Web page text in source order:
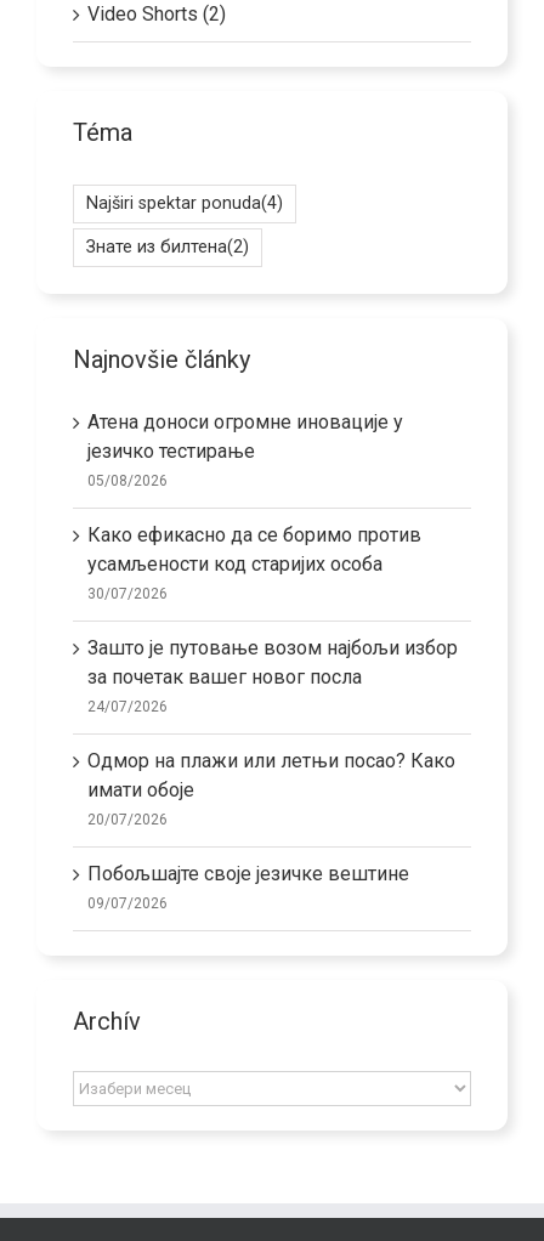
Video Shorts (2)
Téma
Najširi spektar ponuda(4)
Знате из билтена(2)
Najnovšie články
Атена доноси огромне иновације у
језичко тестирање
05/08/2026
Како ефикасно да се боримо против
усамљености код старијих особа
30/07/2026
Зашто је путовање возом најбољи избор
за почетак вашег новог посла
24/07/2026
Одмор на плажи или летњи посао? Како
имати обоје
20/07/2026
Побољшајте своје језичке вештине
09/07/2026
Archív
Archív